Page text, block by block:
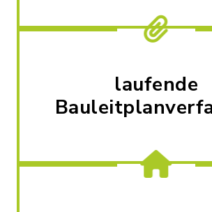
laufende